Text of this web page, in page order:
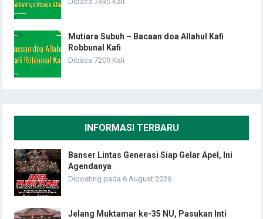
Mutiara Subuh – Bacaan doa Allahul Kafi
Robbunal Kafi
Dibaca 7209 Kali
INFORMASI TERBARU
Banser Lintas Generasi Siap Gelar Apel, Ini
Agendanya
Diposting pada 6 August 2026
Jelang Muktamar ke-35 NU, Pasukan Inti